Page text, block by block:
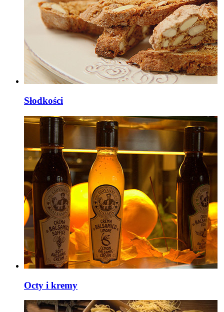
Słodkości
Octy i kremy